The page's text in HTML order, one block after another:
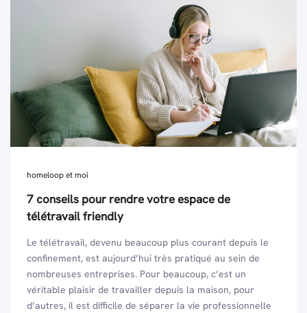
homeloop et moi
7 conseils pour rendre votre espace de
télétravail friendly
Le télétravail, devenu beaucoup plus courant depuis le
confinement, est aujourd’hui très pratiqué au sein de
nombreuses entreprises. Pour beaucoup, c’est un
véritable plaisir de travailler depuis la maison, pour
d’autres, il est difficile de séparer la vie professionnelle